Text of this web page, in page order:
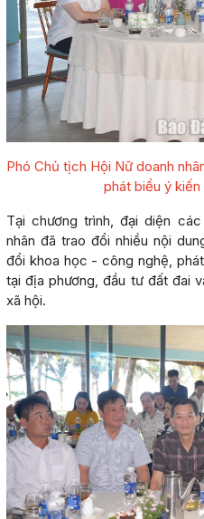
Phó Chủ tịch Hội Nữ doanh
phát biểu ý
Tại chương trình, đại diện
nhân đã trao đổi nhiều nội
đổi khoa học - công nghệ,
tại địa phương, đầu tư đất đai
xã hội.